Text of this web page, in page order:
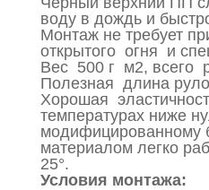
воду в дождь и
Монтаж не требует
открытого огня и
Вес 500 г м2, всего
Полезная длина
Хорошая
температурах ниже
модифицированному
материалом легко
25°.
Условия монтажа: